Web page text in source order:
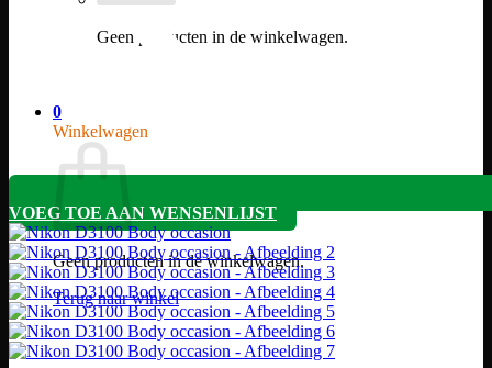
Geen producten in de winkelwagen.
0
Winkelwagen
Geen producten in de winkelwagen.
Terug naar winkel
VOEG TOE AAN WENSENLIJST